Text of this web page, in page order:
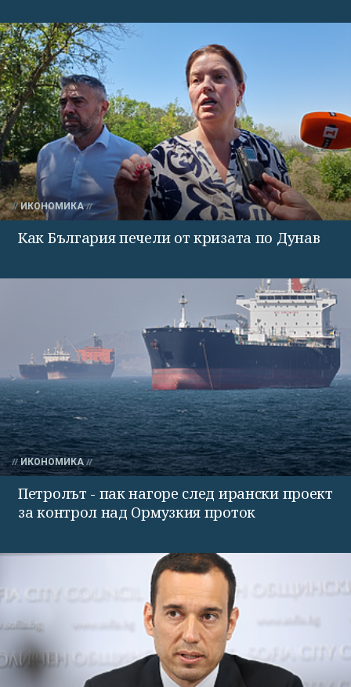
ИКОНОМИКА
Как България печели от кризата по Дунав
ИКОНОМИКА
Петролът - пак нагоре след ирански проект
за контрол над Ормузкия проток